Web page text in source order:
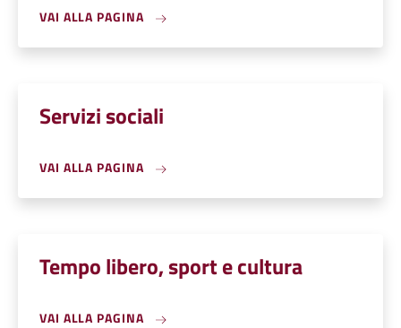
VAI ALLA PAGINA
Servizi sociali
VAI ALLA PAGINA
Tempo libero, sport e cultura
VAI ALLA PAGINA